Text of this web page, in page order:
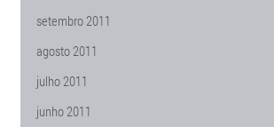
setembro 2011
agosto 2011
julho 2011
junho 2011